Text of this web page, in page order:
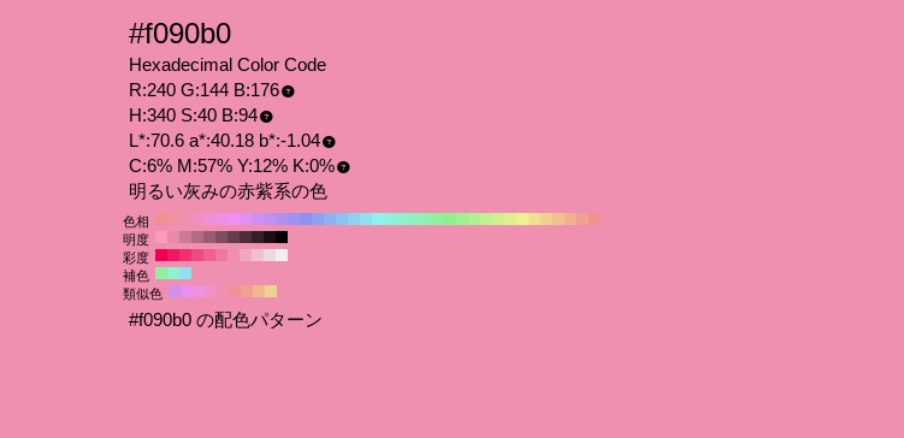
#f090b0
Hexadecimal Color Code
R:240 G:144 B:176
H:340 S:40 B:94
L*:70.6 a*:40.18 b*:-1.04
C:6% M:57% Y:12% K:0%
明るい灰みの赤紫系の色
色相
明度
彩度
補色
類似色
#f090b0 の配色パターン